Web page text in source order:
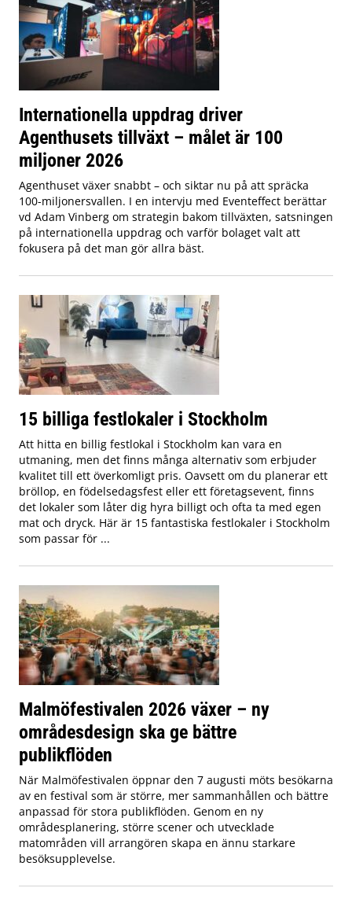
Internationella uppdrag driver
Agenthusets tillväxt – målet är 100
miljoner 2026
Agenthuset växer snabbt – och siktar nu på att spräcka
100-miljonersvallen. I en intervju med Eventeffect berättar
vd Adam Vinberg om strategin bakom tillväxten, satsningen
på internationella uppdrag och varför bolaget valt att
fokusera på det man gör allra bäst.
15 billiga festlokaler i Stockholm
Att hitta en billig festlokal i Stockholm kan vara en
utmaning, men det finns många alternativ som erbjuder
kvalitet till ett överkomligt pris. Oavsett om du planerar ett
bröllop, en födelsedagsfest eller ett företagsevent, finns
det lokaler som låter dig hyra billigt och ofta ta med egen
mat och dryck. Här är 15 fantastiska festlokaler i Stockholm
som passar för ...
Malmöfestivalen 2026 växer – ny
områdesdesign ska ge bättre
publikflöden
När Malmöfestivalen öppnar den 7 augusti möts besökarna
av en festival som är större, mer sammanhållen och bättre
anpassad för stora publikflöden. Genom en ny
områdesplanering, större scener och utvecklade
matområden vill arrangören skapa en ännu starkare
besöksupplevelse.